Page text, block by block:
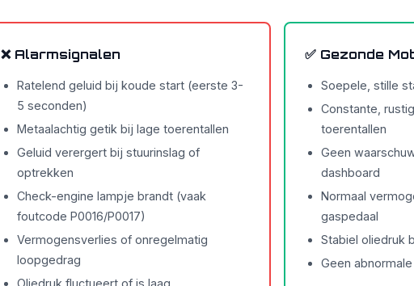
❌ Alarmsignalen
Ratelend geluid bij koude start (eerste 3-
5 seconden)
Metaalachtig getik bij lage toerentallen
Geluid verergert bij stuurinslag of
optrekken
Check-engine lampje brandt (vaak
foutcode P0016/P0017)
Vermogensverlies of onregelmatig
loopgedrag
Oliedruk fluctueert of is laag
✅ Gezonde
Soepele, stille
Constante,
toerentallen
Geen
dashboard
Normaal
gaspedaal
Stabiel oliedruk
Geen